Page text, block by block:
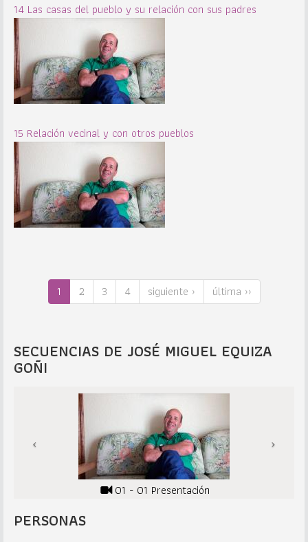
14 Las casas del pueblo y su relación con sus padres
15 Relación vecinal y con otros pueblos
1 2 3 4 siguiente › última ››
SECUENCIAS DE JOSÉ MIGUEL EQUIZA
GOÑI
01 - 01 Presentación
PERSONAS